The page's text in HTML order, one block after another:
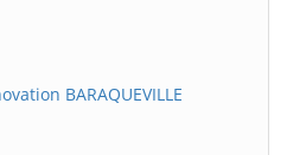
BARAQUEVILLE